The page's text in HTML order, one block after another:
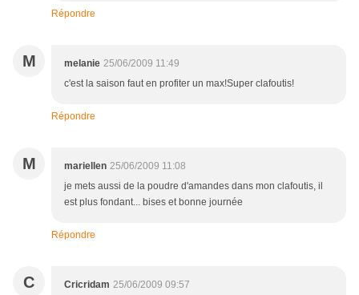
Répondre
M melanie 25/06/2009 11:49
c'est la saison faut en profiter un max!Super clafoutis!
Répondre
M mariellen 25/06/2009 11:08
je mets aussi de la poudre d'amandes dans mon clafoutis, il
est plus fondant... bises et bonne journée
Répondre
C Cricridam 25/06/2009 09:57